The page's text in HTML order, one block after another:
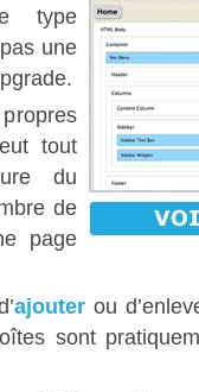
type
une
tout
du
de
page
ajouter ou
sont